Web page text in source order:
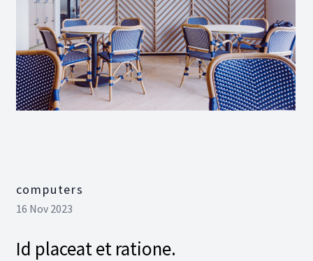
computers
16 Nov 2023
Id placeat et ratione.